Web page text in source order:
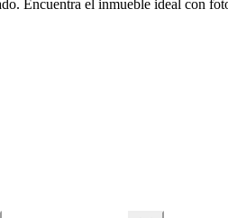
Encuentra el inmueble ideal con